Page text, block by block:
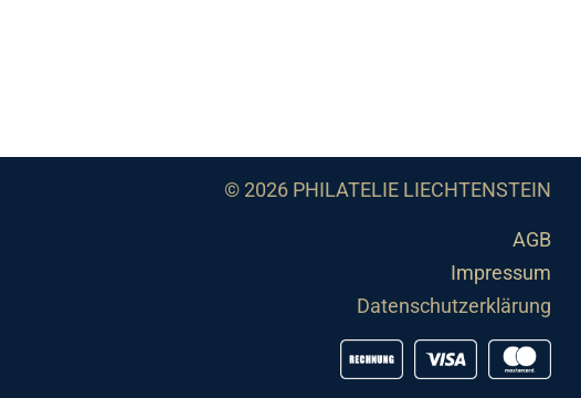
© 2026 PHILATELIE LIECHTENSTEIN
AGB
Impressum
Datenschutzerklärung